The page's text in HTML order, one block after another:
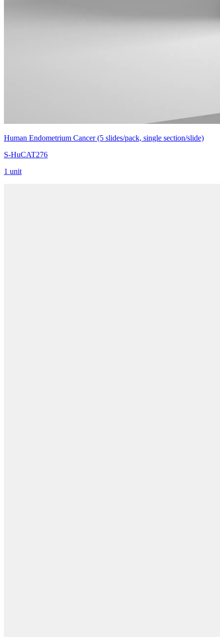
Human Endometrium Cancer (5 slides/pack, single section/slide)
S-HuCAT276
1 unit